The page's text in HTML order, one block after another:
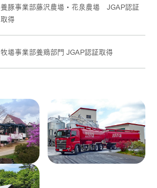
養豚事業部藤沢農場・花泉農場 JGAP認証
取得
牧場事業部養鶏部門 JGAP認証取得